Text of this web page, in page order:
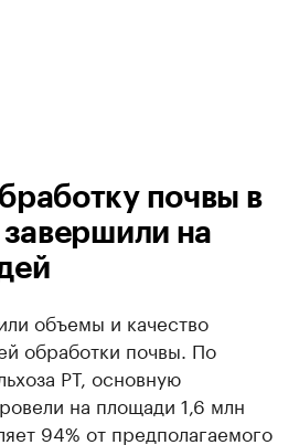
почвы в
завершили на
объемы и качество
обработки почвы. По
РТ, основную
на площади 1,6 млн
94% от предполагаемого